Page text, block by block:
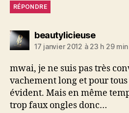
RÉPONDRE
beautylicieusedit :
17 janvier 2012 à 23 h 29 min
mwai, je ne suis pas très
vachement long et pour tous
évident. Mais en même
trop faux ongles donc…